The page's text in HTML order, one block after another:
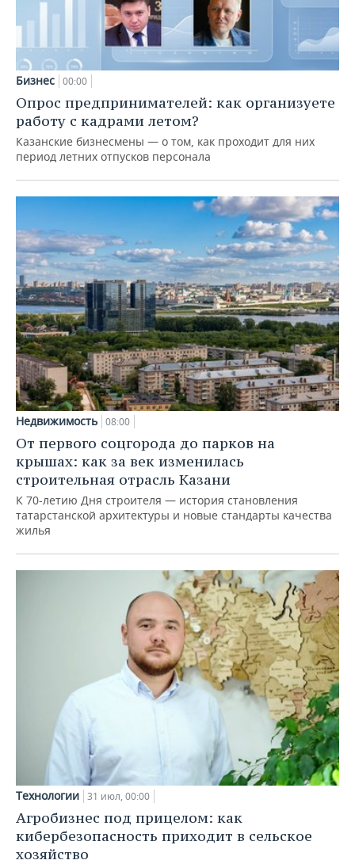
Бизнес 00:00
Опрос предпринимателей: как организуете
работу с кадрами летом?
Казанские бизнесмены — о том, как проходит для них
период летних отпусков персонала
Недвижимость 08:00
От первого соцгорода до парков на
крышах: как за век изменилась
строительная отрасль Казани
К 70-летию Дня строителя — история становления
татарстанской архитектуры и новые стандарты качества
жилья
Технологии 31 июл, 00:00
Агробизнес под прицелом: как
кибербезопасность приходит в сельское
хозяйство